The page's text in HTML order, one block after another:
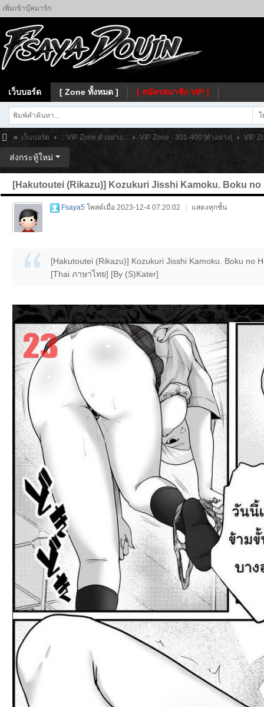
เพิ่มเข้าบุ๊คมาร์ก
เว็บบอร์ด [ Zone ทั้งหมด ] [ สมัครสมาชิก VIP ]
ay
» เว็บบอร์ด › :: VIP Zone ตัวอย่าง :: › VIP Zone - 301-400 [ตัวอย่าง] › VIP
ส่งกระทู้ใหม่
[Hakutoutei (Rikazu)] Kozukuri Jisshi Kamoku. Boku
Fsaya5 โพสต์เมื่อ 2023-12-4 07:20:02 แสดงทุกชั้น
[Hakutoutei (Rikazu)] Kozukuri Jisshi Kamoku. Boku no
[Thai ภาษาไทย] [By (S)Kater]